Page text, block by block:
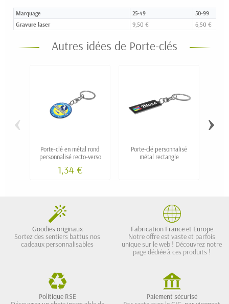
Marquage 25-49 50-99
Gravure laser 9,50 € 6,50 €
Autres idées de Porte-clés
Porte-clé en métal rond
personnalisé recto-verso
1,34 €
Porte-clé personnalisé
métal rectangle
‹ ›
Goodies originaux
Sortez des sentiers battus nos
cadeaux personnalisables
Fabrication France et Europe
Notre offre est vaste et parfois
unique sur le web ! Découvrez notre
page dédiée à ces produits !
Politique RSE
Paiement sécurisé